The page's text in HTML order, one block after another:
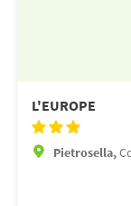
L'EUROPE
Pietrosella,